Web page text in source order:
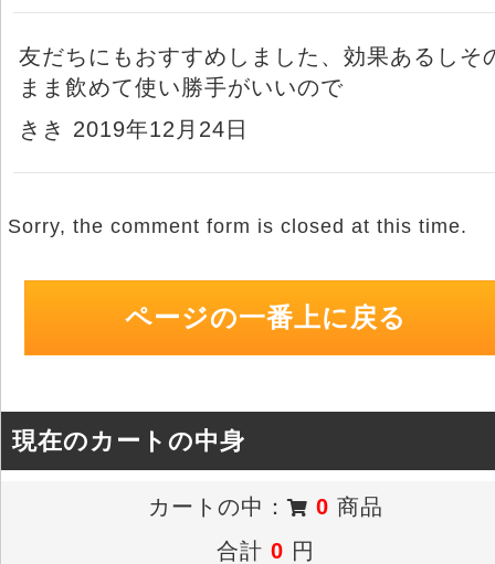
友だちにもおすすめしました、効果あるしそ
まま飲めて使い勝手がいいので
きき 2019年12月24日
Sorry, the comment form is closed at this time.
ページの一番上に戻る
現在のカートの中身
カートの中： 0 商品
合計0 円